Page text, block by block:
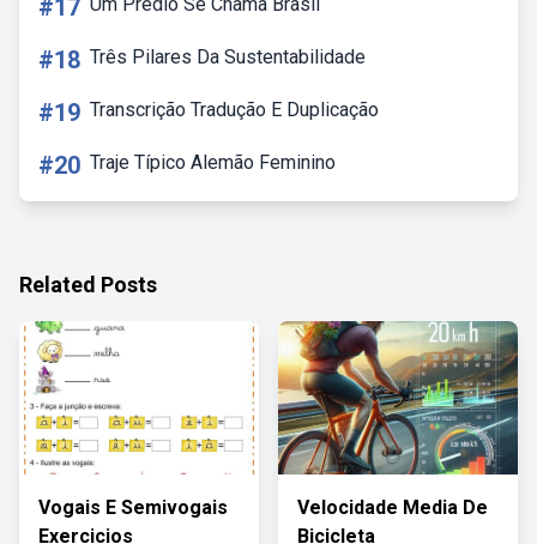
#17
#18 Três Pilares Da Sustentabilidade
#19 Transcrição Tradução E Duplicação
#20 Traje Típico Alemão Feminino
Related Posts
Vogais E Semivogais
Exercicios
Velocidade Media De
Bicicleta